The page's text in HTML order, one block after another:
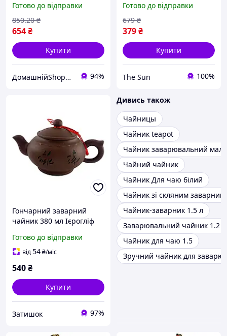
швидкого приготування
чаю та інших напоїв
Готово до відправки
654₴
850.20 ₴
Купити
ДомашнійShop🏡✨ - замовлення онлайн не виходячи з дому💕 94%
компактний стильний
чайник
Готово до відправки
379₴
679 ₴
Купити
The Sun 100%
Гончарний заварний
чайник 380 мл Ієрогліф
церемонії компактний
естетичний подарунок
Готово до відправки
від54₴/міс
540₴
Купити
Затишок 97%
Дивись також
Чайницы
Чайник teapot
Чайник заварювальний
Чайний чайник
Чайник Для чаю білий
Чайник зі скляним
Чайник-заварник 1.5 л
Заварювальний чайник 1.2 л
Чайник для чаю 1.5
Зручний чайник для